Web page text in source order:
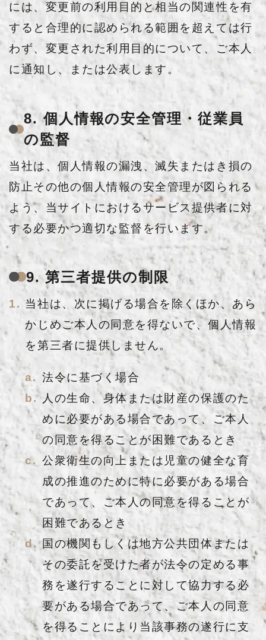
には、変更前の利用目的と相当の関連性を有
すると合理的に認められる範囲を超えては行
わず、変更された利用目的について、ご本人
に通知し、または公表します。
8. 個人情報の安全管理・従業員
の監督
当社は、個人情報の漏洩、滅失またはき損の
防止その他の個人情報の安全管理が図られる
よう、当サイトにおけるサービス提供者に対
する必要かつ適切な監督を行います。
9. 第三者提供の制限
当社は、次に掲げる場合を除くほか、あら
かじめご本人の同意を得ないで、個人情報
を第三者に提供しません。
法令に基づく場合
人の生命、身体または財産の保護のた
めに必要がある場合であって、ご本人
の同意を得ることが困難であるとき
公衆衛生の向上または児童の健全な育
成の推進のために特に必要がある場合
であって、ご本人の同意を得ることが
困難であるとき
国の機関もしくは地方公共団体または
その委託を受けた者が法令の定める事
務を遂行することに対して協力する必
要がある場合であって、ご本人の同意
を得ることにより当該事務の遂行に支